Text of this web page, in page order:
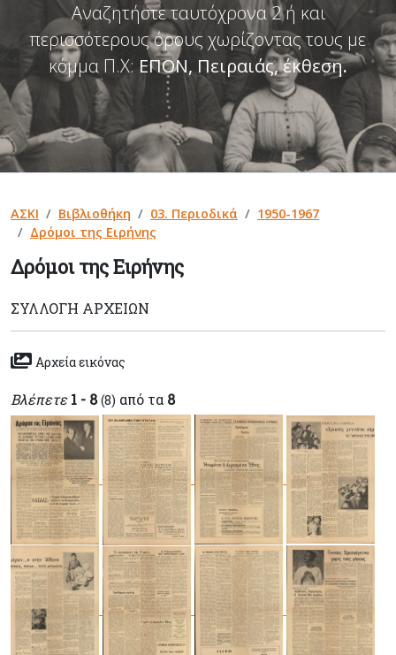
Αναζητήστε ταυτόχρονα 2 ή και
περισσότερους όρους χωρίζοντας τους με
κόμμα Π.Χ: ΕΠΟΝ, Πειραιάς, έκθεση.
ΑΣΚΙ Βιβλιοθήκη 03. Περιοδικά
1950-1967
Δρόμοι της Ειρήνης
Δρόμοι της Ειρήνης
ΣΥΛΛΟΓΉ ΑΡΧΕΊΩΝ
Αρχεία εικόνας
Βλέπετε 1 - 8 (8) από τα 8